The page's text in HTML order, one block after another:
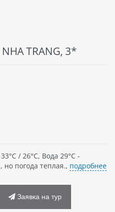
TRANG, 3*
/ 26°C, Вода 29°C -
погода теплая., подробнее
Заявка на тур